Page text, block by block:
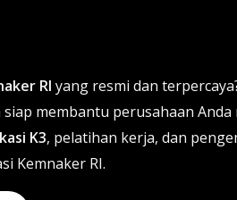
RI yang resmi dan
membantu perusahaan Anda
K3, pelatihan kerja, dan
Kemnaker RI.